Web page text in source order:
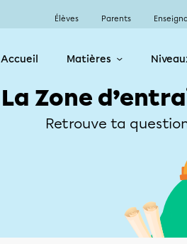
Élèves Parents
Accueil Matières
La Zone
Retrouve ta